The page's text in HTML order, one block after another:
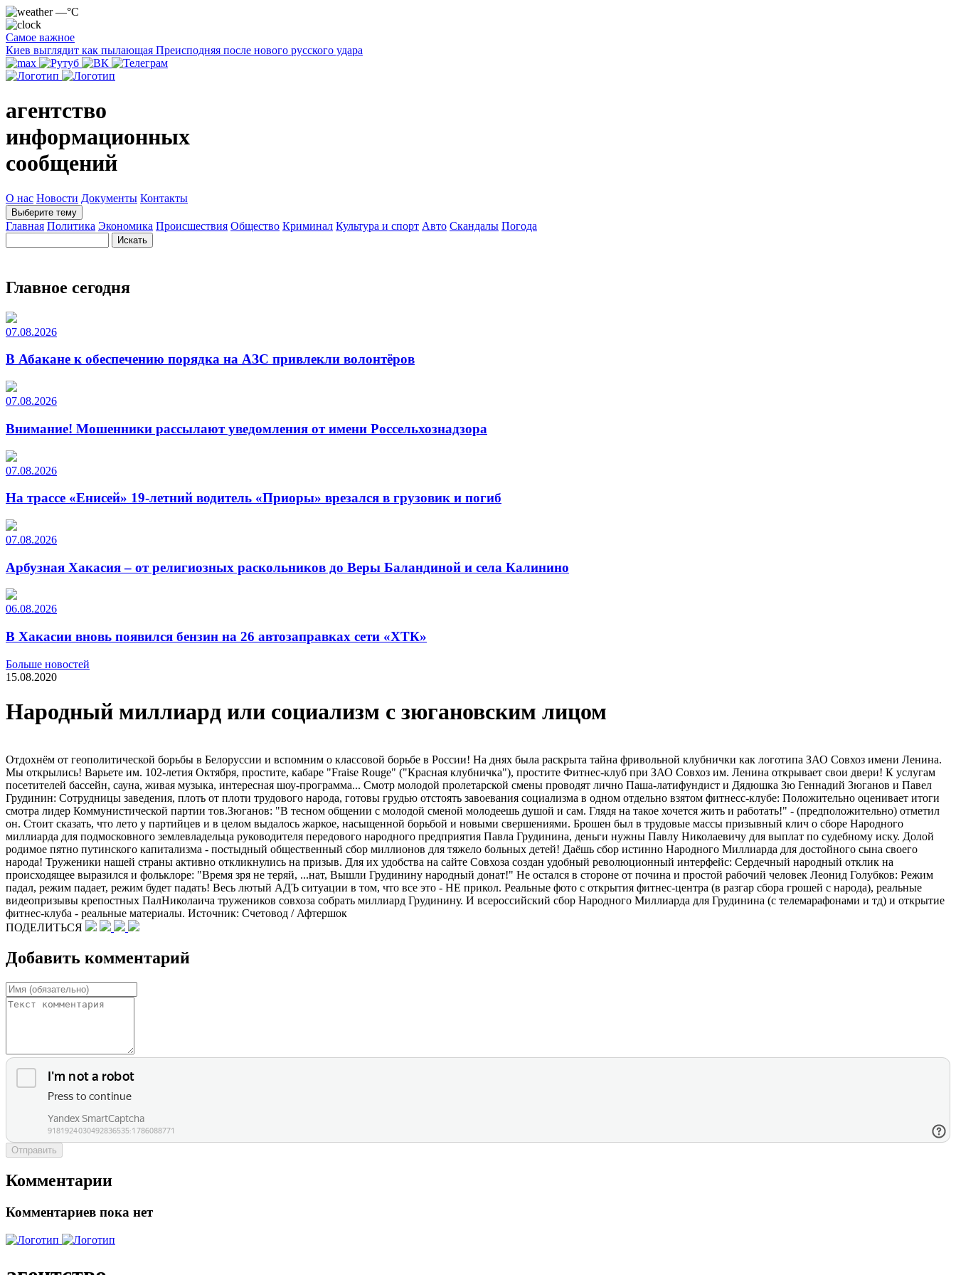
—°C
Самое важное
Киев выглядит как пылающая Преисподняя после нового русского удара
агентство
информационных
сообщений
О нас Новости Документы Контакты
Выберите тему
Главная Политика Экономика Происшествия Общество Криминал Культура и спорт Авто Скандалы Погода
Главное сегодня
07.08.2026
В Абакане к обеспечению порядка на АЗС привлекли волонтёров
07.08.2026
Внимание! Мошенники рассылают уведомления от имени Россельхознадзора
07.08.2026
На трассе «Енисей» 19-летний водитель «Приоры» врезался в грузовик и погиб
07.08.2026
Арбузная Хакасия – от религиозных раскольников до Веры Баландиной и села Калинино
06.08.2026
В Хакасии вновь появился бензин на 26 автозаправках сети «ХТК»
Больше новостей
15.08.2020
Народный миллиард или социализм с зюгановским лицом
Отдохнём от геополитической борьбы в Белоруссии и вспомним о классовой борьбе в России! На днях была раскрыта тайна фривольной клубнички как логотипа ЗАО Совхоз имени Ленина.
Мы открылись! Варьете им. 102-летия Октября, простите, кабаре "Fraise Rouge" ("Красная клубничка"), простите Фитнес-клуб при ЗАО Совхоз им. Ленина открывает свои двери! К услугам
посетителей бассейн, сауна, живая музыка, интересная шоу-программа... Смотр молодой пролетарской смены проводят лично Паша-латифундист и Дядюшка Зю Геннадий Зюганов и Павел
Грудинин: Сотрудницы заведения, плоть от плоти трудового народа, готовы грудью отстоять завоевания социализма в одном отдельно взятом фитнесс-клубе: Положительно оценивает итоги
смотра лидер Коммунистической партии тов.Зюганов: "В тесном общении с молодой сменой молодеешь душой и сам. Глядя на такое хочется жить и работать!" - (предположительно) отметил
он. Стоит сказать, что лето у партийцев и в целом выдалось жаркое, насыщенной борьбой и новыми свершениями. Брошен был в трудовые массы призывный клич о сборе Народного
миллиарда для подмосковного землевладельца руководителя передового народного предприятия Павла Грудинина, деньги нужны Павлу Николаевичу для выплат по судебному иску. Долой
родимое пятно путинского капитализма - постыдный общественный сбор миллионов для тяжело больных детей! Даёшь сбор истинно Народного Миллиарда для достойного сына своего
народа! Труженики нашей страны активно откликнулись на призыв. Для их удобства на сайте Совхоза создан удобный революционный интерфейс: Сердечный народный отклик на
происходящее выразился и фольклоре: "Время зря не теряй, ...нат, Вышли Грудинину народный донат!" Не остался в стороне от почина и простой рабочий человек Леонид Голубков: Режим
падал, режим падает, режим будет падать! Весь лютый АДЪ ситуации в том, что все это - НЕ прикол. Реальные фото с открытия фитнес-центра (в разгар сбора грошей с народа), реальные
видеопризывы крепостных ПалНиколаича тружеников совхоза собрать миллиард Грудинину. И всероссийский сбор Народного Миллиарда для Грудинина (с телемарафонами и тд) и открытие
фитнес-клуба - реальные материалы. Источник: Счетовод / Афтершок
ПОДЕЛИТЬСЯ
Добавить комментарий
Отправить
Комментарии
Комментариев пока нет